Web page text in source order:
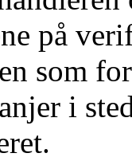
på
som
i